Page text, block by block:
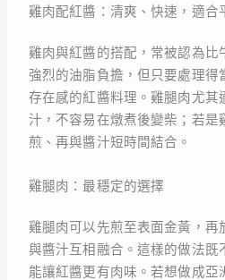
雞肉配紅醬：清爽、快速，適合
雞肉與紅醬的搭配，常被認為比
強烈的油脂負擔，但只要處理得
存在感的紅醬料理。雞腿肉尤其
汁，不容易在燉煮後變柴；若是
煎、再與醬汁短時間結合。
雞腿肉：最穩定的選擇
雞腿肉可以先煎至表面金黃，再
與醬汁互相融合。這樣的做法既
能讓紅醬更有肉味。若想做成亞